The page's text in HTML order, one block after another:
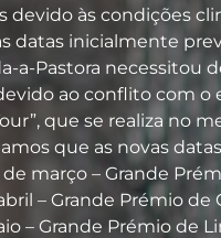
devido às condições
datas inicialmente
a-Pastora necessitou
ao conflito com o
que se realiza no
que as novas
março – Grande
– Grande Prémio
– Grande Prémio de